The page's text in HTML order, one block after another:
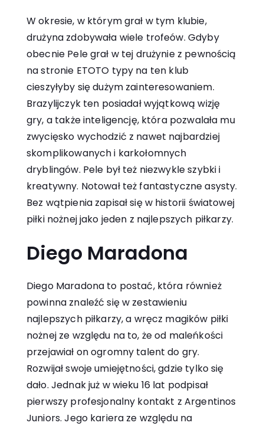
W okresie, w którym grał w tym klubie,
drużyna zdobywała wiele trofeów. Gdyby
obecnie Pele grał w tej drużynie z pewnością
na stronie ETOTO typy na ten klub
cieszyłyby się dużym zainteresowaniem.
Brazylijczyk ten posiadał wyjątkową wizję
gry, a także inteligencję, która pozwalała mu
zwycięsko wychodzić z nawet najbardziej
skomplikowanych i karkołomnych
dryblingów. Pele był też niezwykle szybki i
kreatywny. Notował też fantastyczne asysty.
Bez wątpienia zapisał się w historii światowej
piłki nożnej jako jeden z najlepszych piłkarzy.
Diego Maradona
Diego Maradona to postać, która również
powinna znaleźć się w zestawieniu
najlepszych piłkarzy, a wręcz magików piłki
nożnej ze względu na to, że od maleńkości
przejawiał on ogromny talent do gry.
Rozwijał swoje umiejętności, gdzie tylko się
dało. Jednak już w wieku 16 lat podpisał
pierwszy profesjonalny kontakt z Argentinos
Juniors. Jego kariera ze względu na